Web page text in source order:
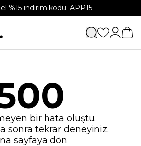
%15 indirim kodu: APP15
bir hata oluştu.
sonra tekrar deneyiniz.
sayfaya dön